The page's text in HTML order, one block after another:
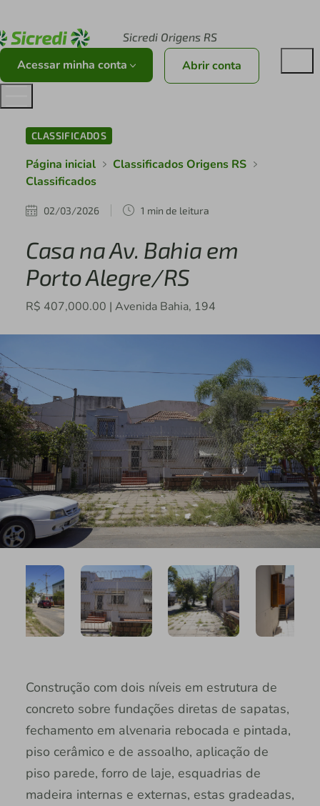
Sicredi Origens RS
Acessar minha conta Abrir conta
CLASSIFICADOS
Página inicial
Classificados Origens RS
Classificados
02/03/2026 1 min de leitura
Casa na Av. Bahia em
Porto Alegre/RS
R$ 407,000.00 | Avenida Bahia, 194
Construção com dois níveis em estrutura de
concreto sobre fundações diretas de sapatas,
fechamento em alvenaria rebocada e pintada,
piso cerâmico e de assoalho, aplicação de
piso parede, forro de laje, esquadrias de
madeira internas e externas, estas gradeadas,